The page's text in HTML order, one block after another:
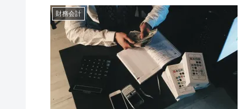
財務会計